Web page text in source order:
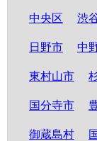
中央区 渋
日野市 中
東村山市
国分寺市
御蔵島村